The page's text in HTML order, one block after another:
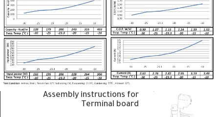
Assembly instructions for
Terminal board